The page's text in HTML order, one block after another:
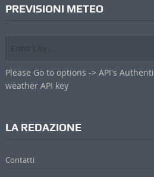
PREVISIONI METEO
Please Go to options -> API's
weather API key
LA REDAZIONE
Contatti